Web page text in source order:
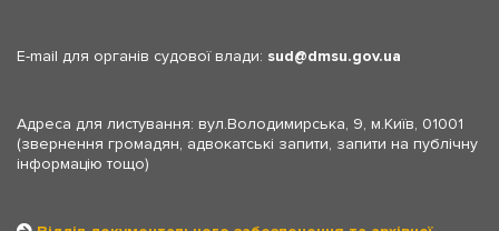
E-mail для органів судової влади: sud dmsu.gov.ua
Адреса для листування: вул.Володимирська, 9, м.Київ, 01001
(звернення громадян, адвокатські запити, запити на публічну
інформацію тощо)